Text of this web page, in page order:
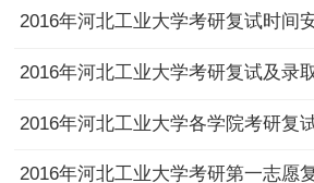
2016年河北工业大学考研复试时间
2016年河北工业大学考研复试及录
2016年河北工业大学各学院考研复
2016年河北工业大学考研第一志愿